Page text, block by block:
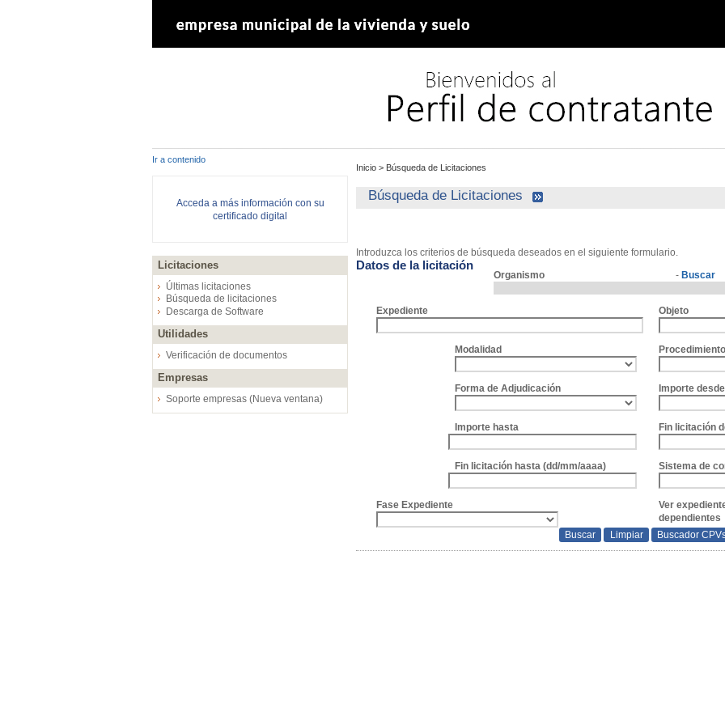
Ir a contenido
Acceda a más información con su
certificado digital
Licitaciones
Últimas licitaciones
Búsqueda de licitaciones
Descarga de Software
Utilidades
Verificación de documentos
Empresas
Soporte empresas (Nueva ventana)
Inicio > Búsqueda de Licitaciones
Búsqueda de Licitaciones
Introduzca los criterios de búsqueda deseados en el siguiente formulario.
Datos de la licitación
Organismo - Buscar
Expediente Objeto
Modalidad
Forma de Adjudicación Importe desde
Importe hasta Fin licitación
Fin licitación hasta (dd/mm/aaaa) Sistema de
Fase Expediente
Ver
dependientes